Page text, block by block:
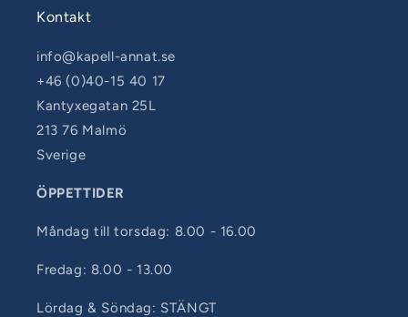
Kontakt
info@kapell-annat.se
+46 (0)40-15 40 17
Kantyxegatan 25L
213 76 Malmö
Sverige
ÖPPETTIDER
Måndag till torsdag: 8.00 - 16.00
Fredag: 8.00 - 13.00
Lördag & Söndag: STÄNGT